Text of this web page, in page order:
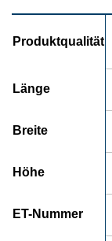
Produktqualität
Länge
Breite
Höhe
ET-Nummer